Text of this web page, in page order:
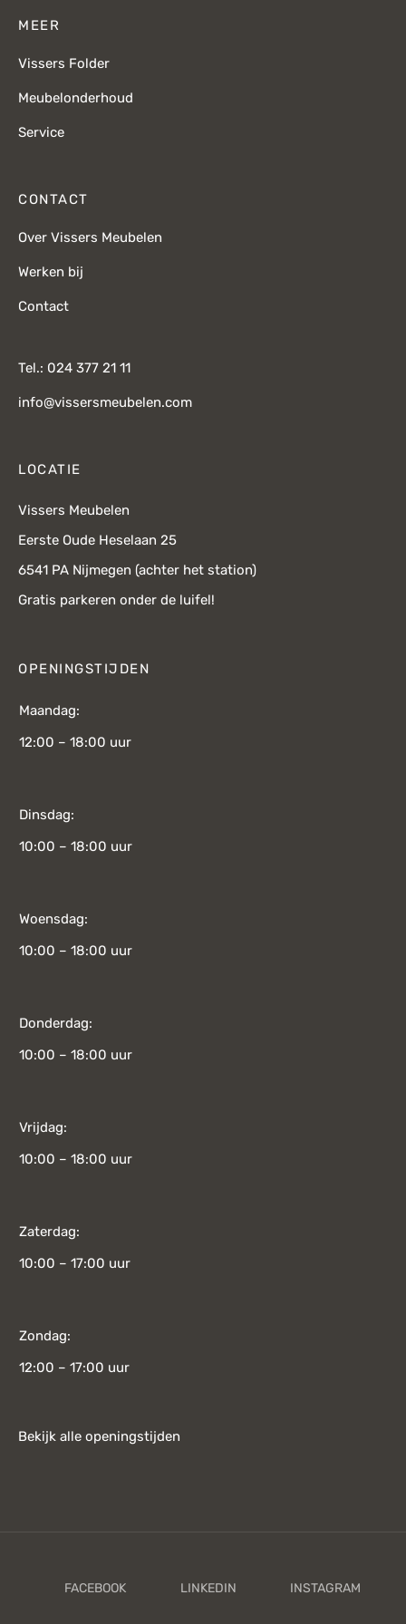
MEER
Vissers Folder
Meubelonderhoud
Service
CONTACT
Over Vissers Meubelen
Werken bij
Contact
Tel.: 024 377 21 11
info@vissersmeubelen.com
LOCATIE
Vissers Meubelen
Eerste Oude Heselaan 25
6541 PA Nijmegen (achter het station)
Gratis parkeren onder de luifel!
OPENINGSTIJDEN
Maandag:
12:00 – 18:00 uur
Dinsdag:
10:00 – 18:00 uur
Woensdag:
10:00 – 18:00 uur
Donderdag:
10:00 – 18:00 uur
Vrijdag:
10:00 – 18:00 uur
Zaterdag:
10:00 – 17:00 uur
Zondag:
12:00 – 17:00 uur
Bekijk alle openingstijden